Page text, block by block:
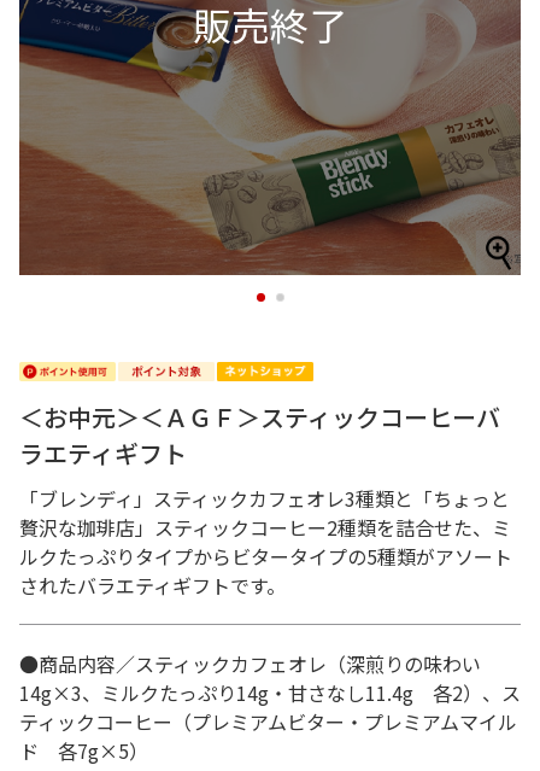
1 2
＜お中元＞＜ＡＧＦ＞スティックコーヒーバ
ラエティギフト
「ブレンディ」スティックカフェオレ3種類と「ちょっと
贅沢な珈琲店」スティックコーヒー2種類を詰合せた、ミ
ルクたっぷりタイプからビタータイプの5種類がアソート
されたバラエティギフトです。
●商品内容／スティックカフェオレ（深煎りの味わい
14g×3、ミルクたっぷり14g・甘さなし11.4g 各2）、ス
ティックコーヒー（プレミアムビター・プレミアムマイル
ド 各7g×5）